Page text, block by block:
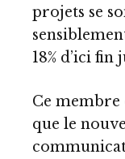
projets se
18% d’ici fin
Ce membre
que le